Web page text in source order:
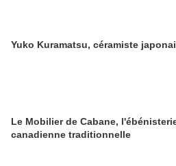
Yuko Kuramatsu, céramiste
Le Mobilier de Cabane,
canadienne traditionnelle